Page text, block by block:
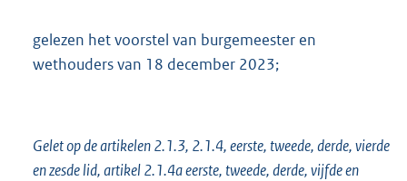
K
b
gelezen het voorstel van burgemeester en
wethouders van 18 december 2023;
Gelet op de artikelen 2.1.3, 2.1.4, eerste, tweede, derde, vierde
en zesde lid, artikel 2.1.4a eerste, tweede, derde, vijfde en